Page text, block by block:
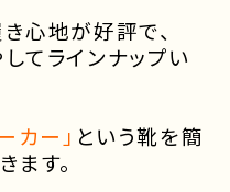
心地が好評で、
てラインナップい
カー」 という靴を簡
す。